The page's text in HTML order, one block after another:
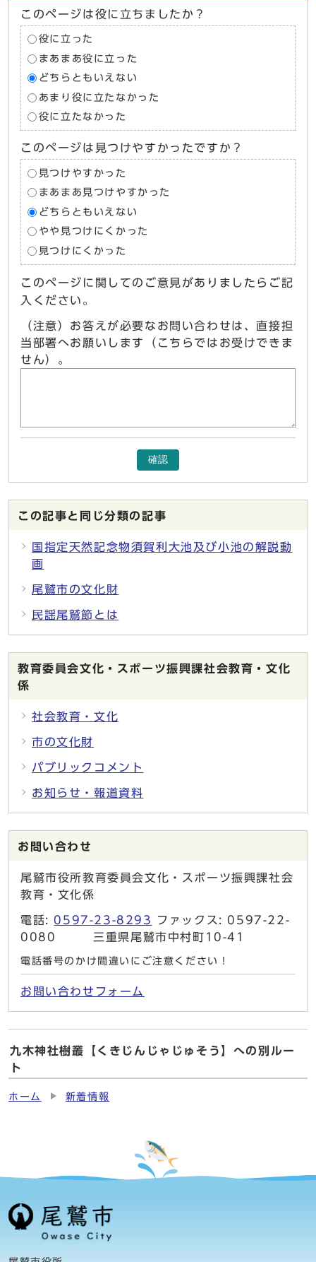
このページは役に立ちましたか？
役に立った
まあまあ役に立った
どちらともいえない
あまり役に立たなかった
役に立たなかった
このページは見つけやすかったですか？
見つけやすかった
まあまあ見つけやすかった
どちらともいえない
やや見つけにくかった
見つけにくかった
このページに関してのご意見がありましたらご記
入ください。
（注意）お答えが必要なお問い合わせは、直接担
当部署へお願いします（こちらではお受けできま
せん）。
確認
この記事と同じ分類の記事
国指定天然記念物須賀利大池及び小池の解説動
画
尾鷲市の文化財
民謡尾鷲節とは
教育委員会文化・スポーツ振興課社会教育・文化
係
社会教育・文化
市の文化財
パブリックコメント
お知らせ・報道資料
お問い合わせ
尾鷲市役所教育委員会文化・スポーツ振興課社会
教育・文化係
電話: 0597-23-8293
ファックス: 0597-22-
0080 三重県尾鷲市中村町10-41
電話番号のかけ間違いにご注意ください！
お問い合わせフォーム
九木神社樹叢【くきじんじゃじゅそう】への別ルー
ト
ホーム 新着情報